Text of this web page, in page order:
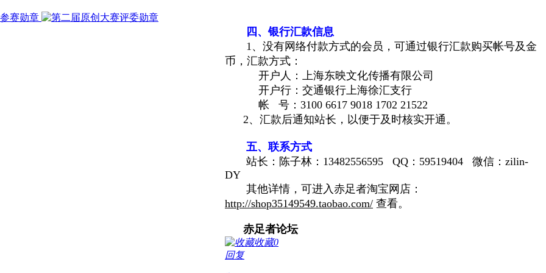
四 、银行汇款信息
1、没有网络付款方式的会员，可通过银行汇款购买帐号及金
币，汇款方式：
开户人：上海东映文化传播有限公司
开户行：交通银行上海徐汇支行
帐 号：3100 6617 9018 1702 21522
2、 汇款后通知站长，以便于及时核实开通。
五、联系方式
站长：陈子林 ： 13482556595 QQ：59519404 微信：zilin-
DY
其他详情，可进入赤足者淘宝网店：
http://shop35149549.taobao.com/ 查看。
赤足者论坛
收藏0
回复